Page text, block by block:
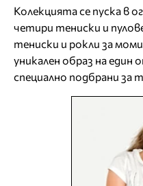
Колекцията се пуска в
четири тениски и
тениски и рокли за
уникален образ на
специално подбрани за